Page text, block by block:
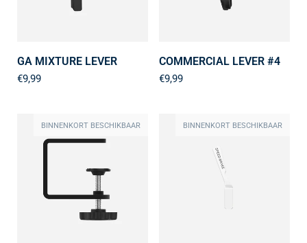
GA MIXTURE LEVER
€9,99
COMMERCIAL LEVER #4
€9,99
BINNENKORT BESCHIKBAAR BINNENKORT BESCHIKBAAR